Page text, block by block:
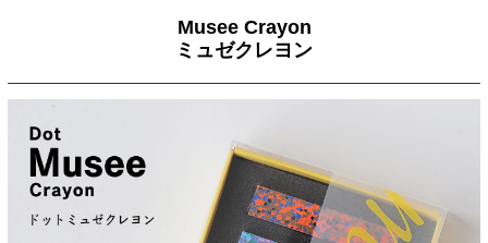
Musee Crayon
ミュゼクレヨン